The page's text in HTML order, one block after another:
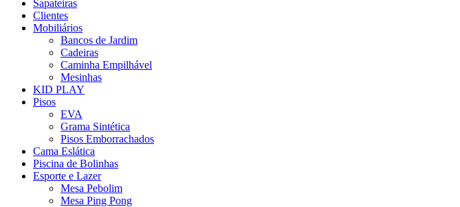
Sapateiras
Clientes
Mobiliários
Bancos de Jardim
Cadeiras
Caminha Empilhável
Mesinhas
KID PLAY
Pisos
EVA
Grama Sintética
Pisos Emborrachados
Cama Eslática
Piscina de Bolinhas
Esporte e Lazer
Mesa Pebolim
Mesa Ping Pong